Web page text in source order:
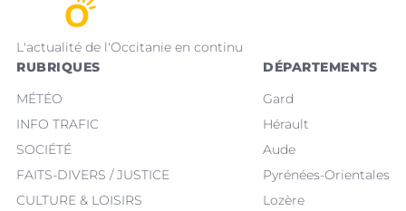
L'actualité de l'Occitanie en continu
RUBRIQUES
MÉTÉO
INFO TRAFIC
SOCIÉTÉ
FAITS-DIVERS / JUSTICE
CULTURE & LOISIRS
DÉPARTEMENTS
Gard
Hérault
Aude
Pyrénées-Orientales
Lozère